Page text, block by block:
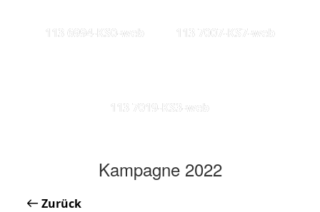
113 6994-KS0-web 113 7007-KS7-web
113 7019-KS3-web
Kampagne 2022
Zurück